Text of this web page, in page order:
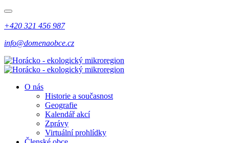
+420 321 456 987
info@domenaobce.cz
O nás
Historie a současnost
Geografie
Kalendář akcí
Zprávy
Virtuální prohlídky